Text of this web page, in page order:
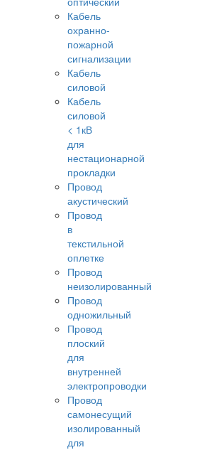
Кабель
охранно-
пожарной
сигнализации
Кабель
силовой
Кабель
силовой
< 1кВ
для
нестационарной
прокладки
Провод
акустический
Провод
в
текстильной
оплетке
Провод
неизолированный
Провод
одножильный
Провод
плоский
для
внутренней
электропроводки
Провод
самонесущий
изолированный
для